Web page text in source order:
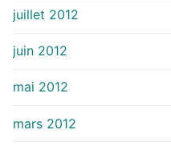
juillet 2012
juin 2012
mai 2012
mars 2012